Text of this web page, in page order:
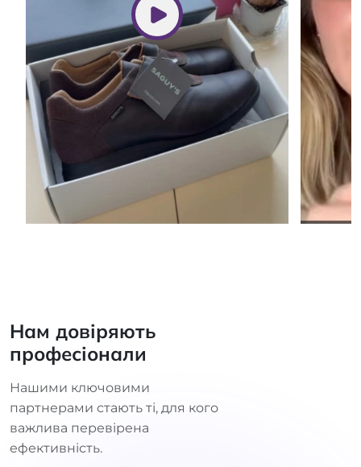
Нам довіряють
професіонали
Нашими ключовими
партнерами стають ті, для кого
важлива перевірена
ефективність.